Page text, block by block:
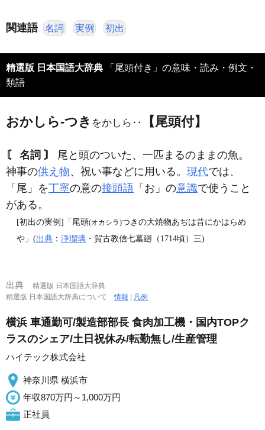
関連語 名詞 実例 初出
精選版 日本国語大辞典 「尾頭付き」の意味・読み・例文・
類語
おかしら‐つき をかしら‥ 【尾頭付】
〘 名詞 〙
尾と頭のついた、一匹まるのままの魚。
神事の供え物、祝い事などに用いる。 現代では、
「尾」を丁寧の意の接頭語 「お」の意識で使うこと
がある。
[初出の実例]「尾頭(オカシラ)つきの大焼物あぢは昔にかはらめ
や」(出典 ： 浄瑠璃 ・賀古教信七墓廻（1714頃）三)
出典
精選版 日本国語大辞典
精選版 日本国語大辞典について情報 | 凡例
横浜 車通勤可/製造部部長 食肉加工機・国内TOPク
ラスのシェア/土日祝休み/転勤無し/生産管理
ハイテック株式会社
神奈川県 横浜市
年収870万円～1,000万円
正社員